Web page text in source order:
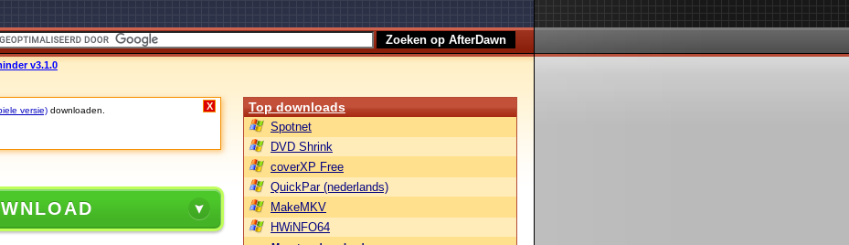
v3.1.0
versie) downloaden. X Top downloads
Spotnet
DVD Shrink
coverXP Free
QuickPar (nederlands)
MakeMKV
HWiNFO64